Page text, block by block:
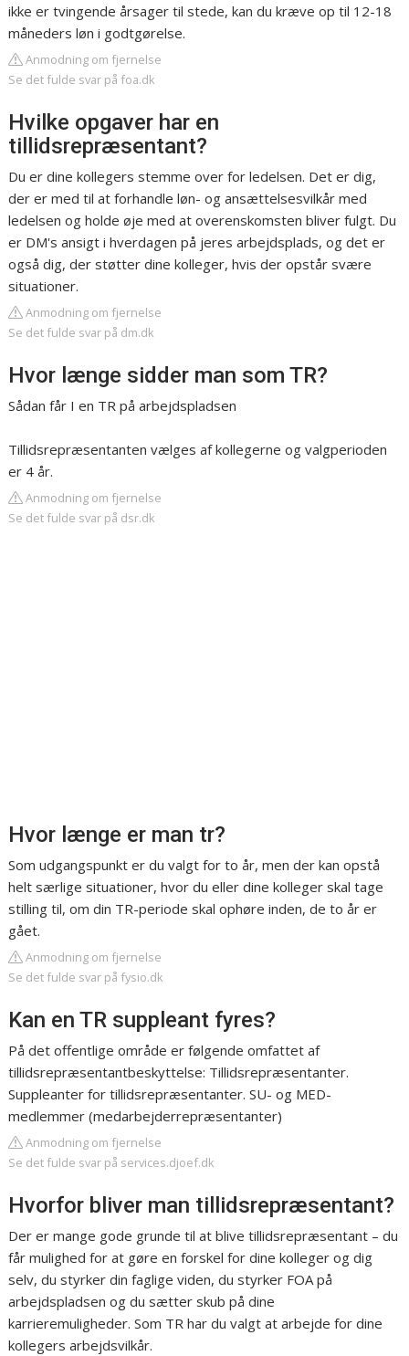
ikke er tvingende årsager til stede, kan du kræve op til 12-18
måneders løn i godtgørelse.
Anmodning om fjernelse
Se det fulde svar på foa.dk
Hvilke opgaver har en
tillidsrepræsentant?
Du er dine kollegers stemme over for ledelsen. Det er dig,
der er med til at forhandle løn- og ansættelsesvilkår med
ledelsen og holde øje med at overenskomsten bliver fulgt. Du
er DM's ansigt i hverdagen på jeres arbejdsplads, og det er
også dig, der støtter dine kolleger, hvis der opstår svære
situationer.
Anmodning om fjernelse
Se det fulde svar på dm.dk
Hvor længe sidder man som TR?
Sådan får I en TR på arbejdspladsen
Tillidsrepræsentanten vælges af kollegerne og valgperioden
er 4 år.
Anmodning om fjernelse
Se det fulde svar på dsr.dk
Hvor længe er man tr?
Som udgangspunkt er du valgt for to år, men der kan opstå
helt særlige situationer, hvor du eller dine kolleger skal tage
stilling til, om din TR-periode skal ophøre inden, de to år er
gået.
Anmodning om fjernelse
Se det fulde svar på fysio.dk
Kan en TR suppleant fyres?
På det offentlige område er følgende omfattet af
tillidsrepræsentantbeskyttelse: Tillidsrepræsentanter.
Suppleanter for tillidsrepræsentanter. SU- og MED-
medlemmer (medarbejderrepræsentanter)
Anmodning om fjernelse
Se det fulde svar på services.djoef.dk
Hvorfor bliver man tillidsrepræsentant?
Der er mange gode grunde til at blive tillidsrepræsentant – du
får mulighed for at gøre en forskel for dine kolleger og dig
selv, du styrker din faglige viden, du styrker FOA på
arbejdspladsen og du sætter skub på dine
karrieremuligheder. Som TR har du valgt at arbejde for dine
kollegers arbejdsvilkår.